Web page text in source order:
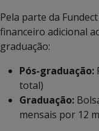
Pela parte da
financeiro adicional
graduação:
Pós-graduação:
total)
Graduação:
mensais por 12